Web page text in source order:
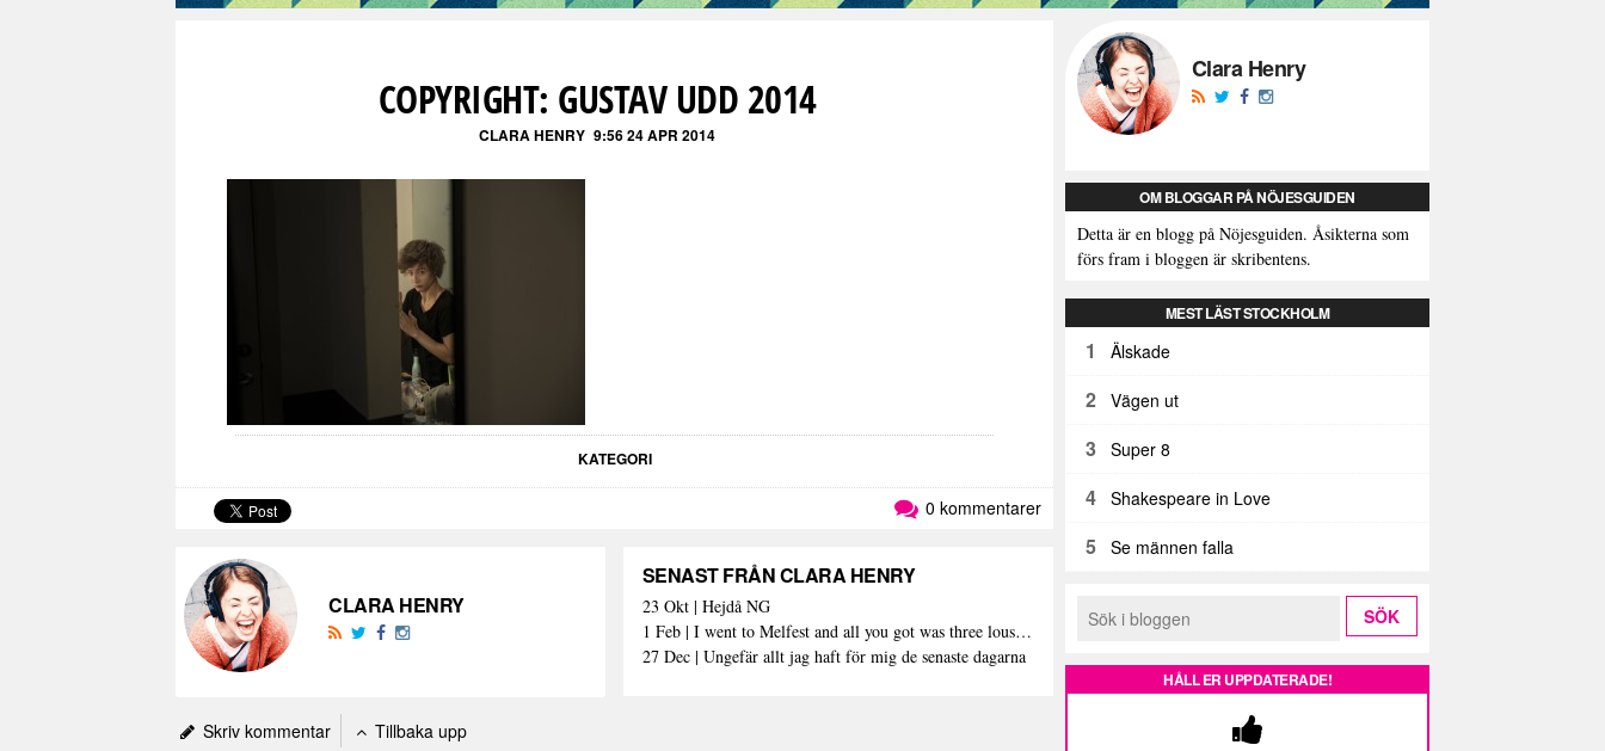
COPYRIGHT: GUSTAV UDD 2014
CLARA HENRY 9:56 24 APR 2014
KATEGORI
0 kommentarer
CLARA HENRY
SENAST FRÅN CLARA HENRY
23 Okt | Hejdå NG
1 Feb | I went to Melfest and all you got was three lousy selfies
27 Dec | Ungefär allt jag haft för mig de senaste dagarna
Skriv kommentar Tillbaka upp
Clara Henry
OM BLOGGAR PÅ NÖJESGUIDEN
Detta är en blogg på Nöjesguiden. Åsikterna som
förs fram i bloggen är skribentens.
MEST LÄST STOCKHOLM
1 Älskade
2 Vägen ut
3 Super 8
4 Shakespeare in Love
5 Se männen falla
HÅLL ER UPPDATERADE!